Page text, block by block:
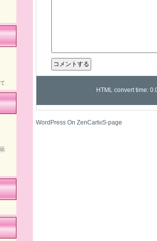
HTML convert time:
WordPress On ZenCart©S-page